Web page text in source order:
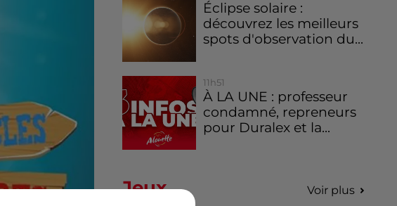
Éclipse solaire :
découvrez les meilleurs
spots d'observation du...
11h51
À LA UNE : professeur
condamné, repreneurs
pour Duralex et la...
Jeux Voir plus